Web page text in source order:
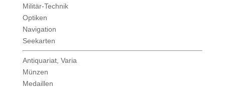
Militär-Technik
Optiken
Navigation
Seekarten
Antiquariat, Varia
Münzen
Medaillen